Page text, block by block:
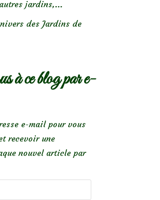
jardins,...
des Jardins de
à ce blog par e-
e-mail pour vous
recevoir une
nouvel article par